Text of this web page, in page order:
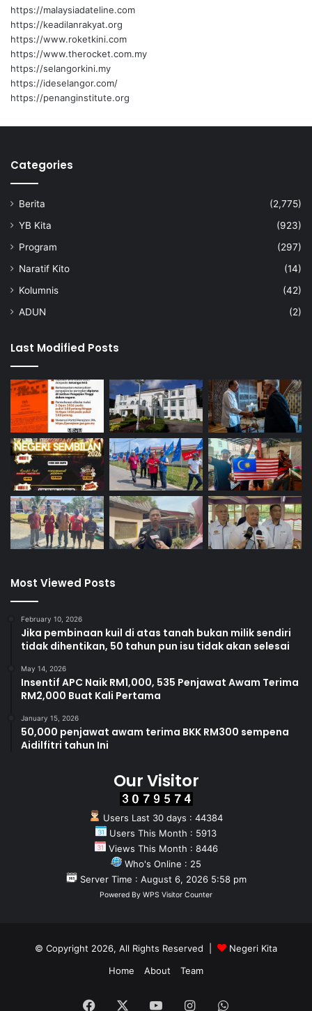
b
a
n
g
a
n
https://malaysiadateline.com
https://keadilanrakyat.org
https://www.roketkini.com
https://www.therocket.com.my
https://selangorkini.my
https://ideselangor.com/
https://penanginstitute.org
Categories
Berita
(2,775)
YB Kita
(923)
Program
(297)
Naratif Kito
(14)
Kolumnis
(42)
ADUN
(2)
Last Modified Posts
Most Viewed Posts
February 10, 2026
Jika pembinaan kuil di atas tanah bukan milik sendiri
tidak dihentikan, 50 tahun pun isu tidak akan selesai
May 14, 2026
Insentif APC Naik RM1,000, 535 Penjawat Awam Terima
RM2,000 Buat Kali Pertama
January 15, 2026
50,000 penjawat awam terima BKK RM300 sempena
Aidilfitri tahun Ini
Our Visitor
Users Last 30 days : 44384
Users This Month : 5913
Views This Month : 8446
Who's Online : 25
Server Time : August 6, 2026 5:58 pm
Powered By WPS Visitor Counter
© Copyright 2026, All Rights Reserved |
Negeri Kita
Home
About Team
Facebook YouTubeInstagramWhatsApp